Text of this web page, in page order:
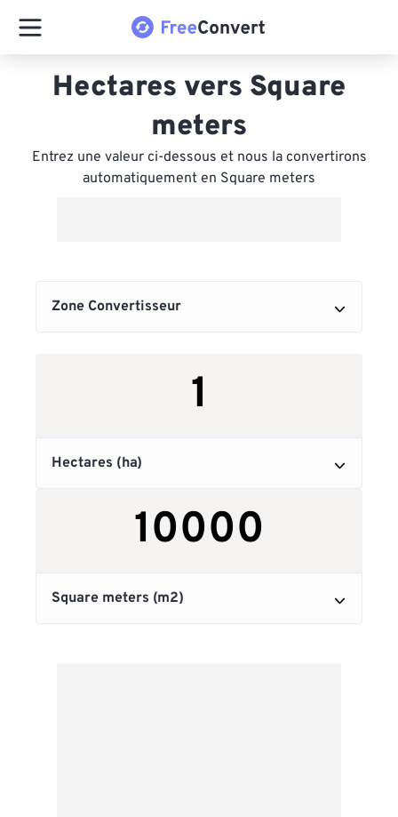
Hectares vers Square
meters
Entrez une valeur ci-dessous et nous la convertirons
automatiquement en Square meters